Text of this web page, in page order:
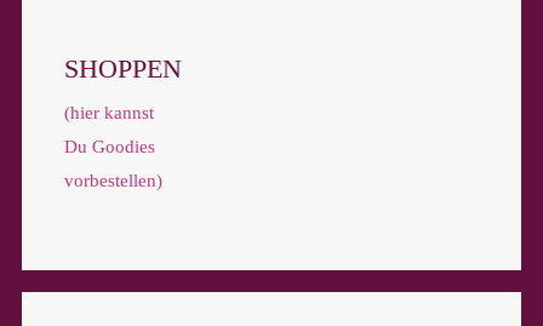
SHOPPEN
(hier kannst
Du Goodies
vorbestellen)